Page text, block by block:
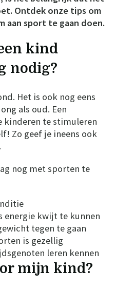
Ontdek onze tips om
aan sport te gaan doen.
kind
nodig?
Het is ook nog eens
als oud. Een
kinderen te stimuleren
Zo geef je ineens ook
nog met sporten te
energie kwijt te kunnen
tegen te gaan
is gezellig
leren kennen
mijn kind?